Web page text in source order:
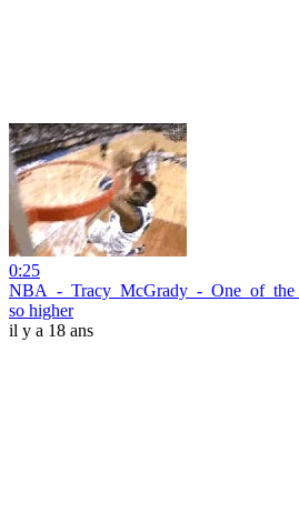
0:25
NBA_-_Tracy_McGrady_-
so higher
il y a 18 ans